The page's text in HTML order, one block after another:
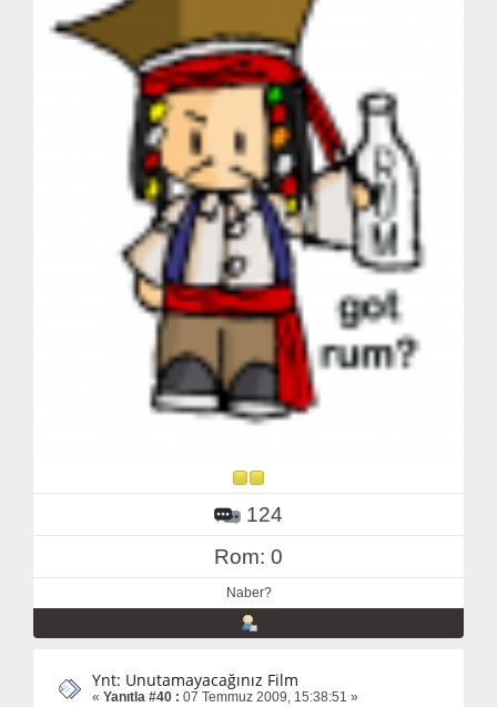
124
Rom: 0
Naber?
Ynt: Unutamayacağınız Film
« Yanıtla #40 : 07 Temmuz 2009, 15:38:51 »